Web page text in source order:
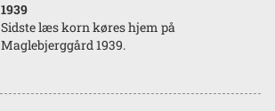
1939
Sidste læs korn køres hjem på
Maglebjerggård 1939.